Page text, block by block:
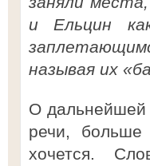
и Ельцин
называя их
О дальнейшей
речи, больше
хочется.